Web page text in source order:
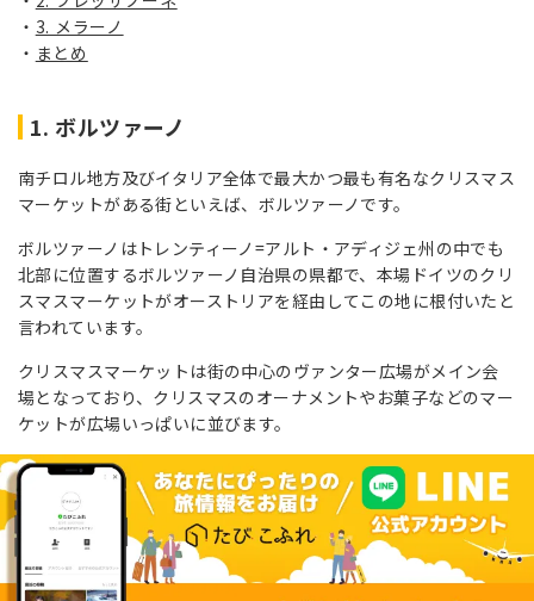
3. メラーノ
まとめ
1. ボルツァーノ
南チロル地方及びイタリア全体で最大かつ最も有名なクリスマス
マーケットがある街といえば、ボルツァーノです。
ボルツァーノはトレンティーノ=アルト・アディジェ州の中でも
北部に位置するボルツァーノ自治県の県都で、本場ドイツのクリ
スマスマーケットがオーストリアを経由してこの地に根付いたと
言われています。
クリスマスマーケットは街の中心のヴァンター広場がメイン会
場となっており、クリスマスのオーナメントやお菓子などのマー
ケットが広場いっぱいに並びます。